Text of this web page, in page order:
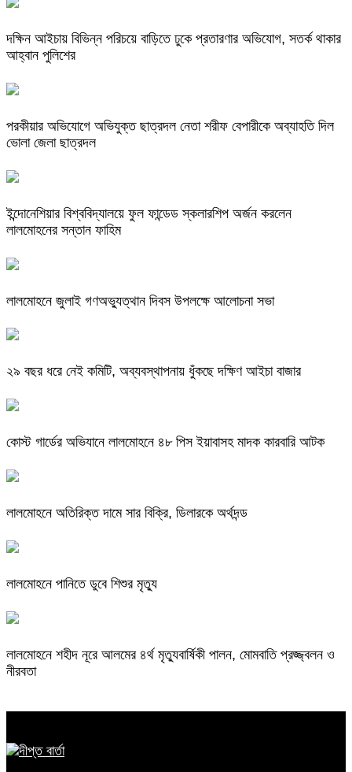
দক্ষিন আইচায় ‎বিভিন্ন পরিচয়ে বাড়িতে ঢুকে প্রতারণার অভিযোগ, সতর্ক থাকার
আহ্বান পুলিশের
পরকীয়ার অভিযোগে অভিযুক্ত ছাত্রদল নেতা শরীফ বেপারীকে অব্যাহতি দিল
ভোলা জেলা ছাত্রদল
ইন্দোনেশিয়ার বিশ্ববিদ্যালয়ে ফুল ফান্ডেড স্কলারশিপ অর্জন করলেন
লালমোহনের সন্তান ফাহিম
লালমোহনে জুলাই গণঅভ্যুত্থান দিবস উপলক্ষে আলোচনা সভা
২৯ বছর ধরে নেই কমিটি, অব্যবস্থাপনায় ধুঁকছে দক্ষিণ আইচা বাজার
কোস্ট গার্ডের অভিযানে লালমোহনে ৪৮ পিস ইয়াবাসহ মাদক কারবারি আটক
লালমোহনে অতিরিক্ত দামে সার বিক্রি, ডিলারকে অর্থদন্ড
লালমোহনে পানিতে ডুবে শিশুর মৃত্যু
লালমোহনে শহীদ নূরে আলমের ৪র্থ মৃত্যুবার্ষিকী পালন, মোমবাতি প্রজ্জ্বলন ও
নীরবতা